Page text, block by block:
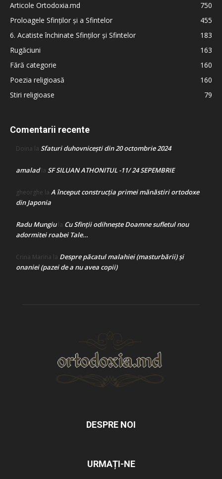
Articole Ortodoxia.md
750
Proloagele Sfinților și a Sfintelor
455
6. Acatiste închinate Sfinților și Sfintelor
183
Rugăciuni
163
Fără categorie
160
Poezia religioasă
160
Stiri religioase
79
Comentarii recente
Doina la Sfaturi duhovnicești din 20 octombrie 2024
amaladla SF SILUAN ATHONITUL -11/ 24 SEPEMBRIE
gheorghe la A început construcţia primei mănăstiri ortodoxe
din Japonia
Radu Mungiula Cu Sfinții odihnește Doamne sufletul nou
adormitei roabei Tale…
Crina Marina la Despre păcatul malahiei (masturbării) şi
onaniei (pazei de a nu avea copii)
DESPRE NOI
URMAȚI-NE